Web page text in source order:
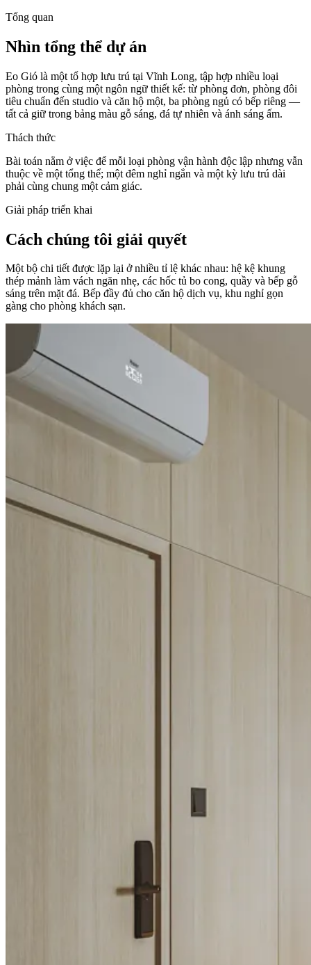
Tổng quan
Nhìn tổng thể dự án
Eo Gió là một tổ hợp lưu trú tại Vĩnh Long, tập hợp nhiều loại
phòng trong cùng một ngôn ngữ thiết kế: từ phòng đơn, phòng đôi
tiêu chuẩn đến studio và căn hộ một, ba phòng ngủ có bếp riêng —
tất cả giữ trong bảng màu gỗ sáng, đá tự nhiên và ánh sáng ấm.
Thách thức
Bài toán nằm ở việc để mỗi loại phòng vận hành độc lập nhưng vẫn
thuộc về một tổng thể; một đêm nghỉ ngắn và một kỳ lưu trú dài
phải cùng chung một cảm giác.
Giải pháp triển khai
Cách chúng tôi giải quyết
Một bộ chi tiết được lặp lại ở nhiều tỉ lệ khác nhau: hệ kệ khung
thép mảnh làm vách ngăn nhẹ, các hốc tủ bo cong, quầy và bếp gỗ
sáng trên mặt đá. Bếp đầy đủ cho căn hộ dịch vụ, khu nghỉ gọn
gàng cho phòng khách sạn.